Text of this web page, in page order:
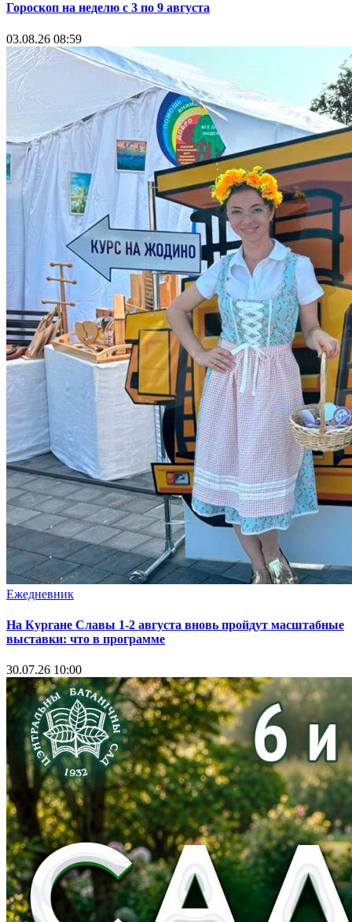
Гороскоп на неделю с 3 по 9 августа
03.08.26 08:59
Ежедневник
На Кургане Славы 1-2 августа вновь пройдут масштабные
выставки: что в программе
30.07.26 10:00